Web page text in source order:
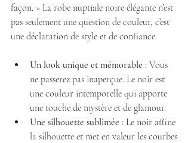
façon. » La robe nuptiale noire élégante n’est
pas seulement une question de couleur, c’est
une déclaration de style et de confiance.
Un look unique et mémorable : Vous
ne passerez pas inaperçue. Le noir est
une couleur intemporelle qui apporte
une touche de mystère et de glamour.
Une silhouette sublimée : Le noir affine
la silhouette et met en valeur les courbes